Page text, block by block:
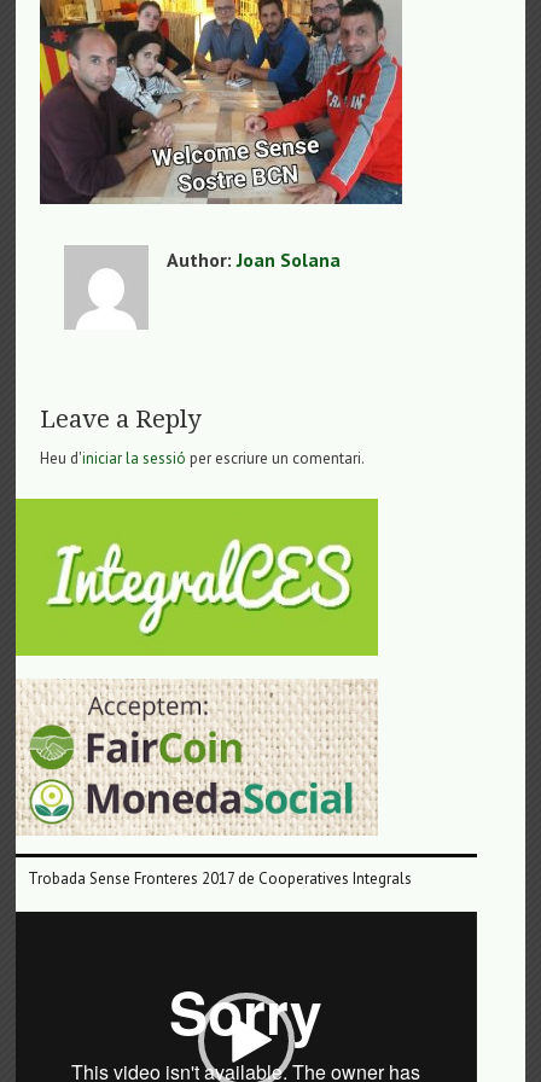
Author:Joan Solana
Leave a Reply
Heu d'iniciar la sessió per escriure un comentari.
Trobada Sense Fronteres 2017 de Cooperatives Integrals